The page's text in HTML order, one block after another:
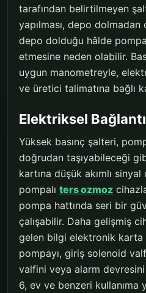
tarafından belirtilmeyen
yapılması, depo dolmadan
depo dolduğu hâlde
etmesine neden olabilir.
uygun manometreyle,
ve üretici talimatına bağlı
Elektriksel Bağlantı
Yüksek basınç şalteri,
doğrudan taşıyabileceği
kartına düşük akımlı
pompalı ters ozmoz
pompa hattında seri bir
çalışabilir. Daha gelişmiş
gelen bilgi elektronik
pompayı, giriş solenoid
valfini veya alarm
6, ev ve benzeri kullanıma